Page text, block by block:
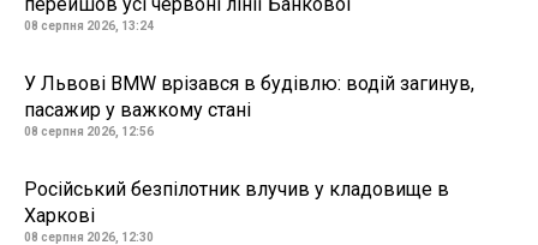
08 серпня 2026, 13:24
У Львові BMW врізався в будівлю: водій загинув,
пасажир у важкому стані
08 серпня 2026, 12:56
Російський безпілотник влучив у кладовище в
Харкові
08 серпня 2026, 12:30